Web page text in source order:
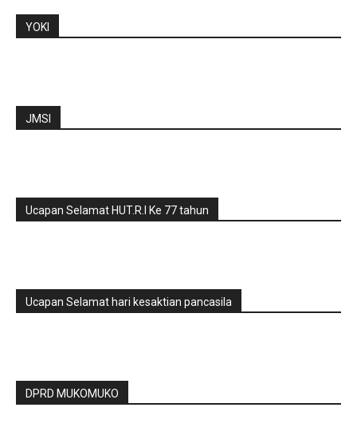
YOKI
JMSI
Ucapan Selamat HUT.R.I Ke 77 tahun
Ucapan Selamat hari kesaktian pancasila
DPRD MUKOMUKO